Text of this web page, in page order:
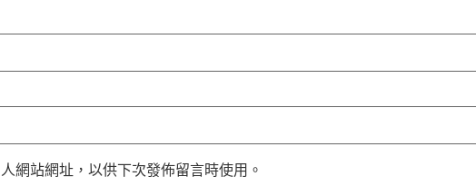
網站網址，以供下次發佈留言時使用。